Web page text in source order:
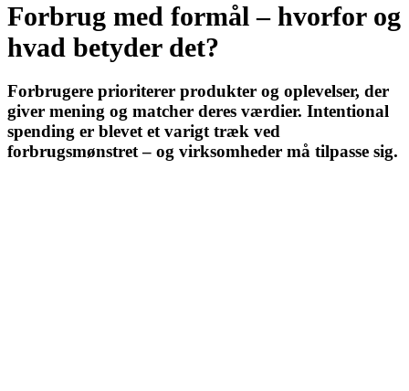
Forbrug med formål – hvorfor og
hvad betyder det?
Forbrugere prioriterer produkter og oplevelser, der
giver mening og matcher deres værdier. Intentional
spending er blevet et varigt træk ved
forbrugsmønstret – og virksomheder må tilpasse sig.